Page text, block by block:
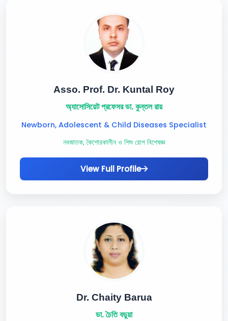
Asso. Prof. Dr. Kuntal Roy
অ্যাসোসিয়েট প্রফেসর ডা. কুন্তল রায়
Newborn, Adolescent & Child Diseases Specialist
নবজাতক, কৈশোরকালীন ও শিশু রোগ বিশেষজ্ঞ
View Full Profile
Dr. Chaity Barua
ডা. চৈতি বড়ুয়া